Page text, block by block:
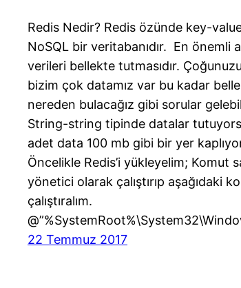
Redis Nedir? Redis özünde key-
NoSQL bir veritabanıdır. En önemli
verileri bellekte tutmasıdır.
bizim çok datamız var bu kadar
nereden bulacağız gibi sorular
String-string tipinde datalar
adet data 100 mb gibi bir yer
Öncelikle Redis’i yükleyelim; Komut
yönetici olarak çalıştırıp aşağıdaki
çalıştıralım.
22 Temmuz 2017